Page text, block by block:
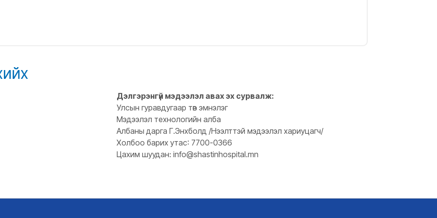
Дэлгэрэнгүй мэдээлэл авах эх сурвалж:
Улсын гуравдугаар төв эмнэлэг
Мэдээлэл технологийн алба
Албаны дарга Г.Энхболд /Нээлттэй мэдээлэл хариуцагч/
Холбоо барих утас: 7700-0366
Цахим шуудан: info@shastinhospital.mn